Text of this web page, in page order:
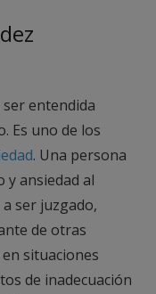
ser entendida
Es uno de los
. Una persona
y ansiedad al
ser juzgado,
de otras
situaciones
de inadecuación